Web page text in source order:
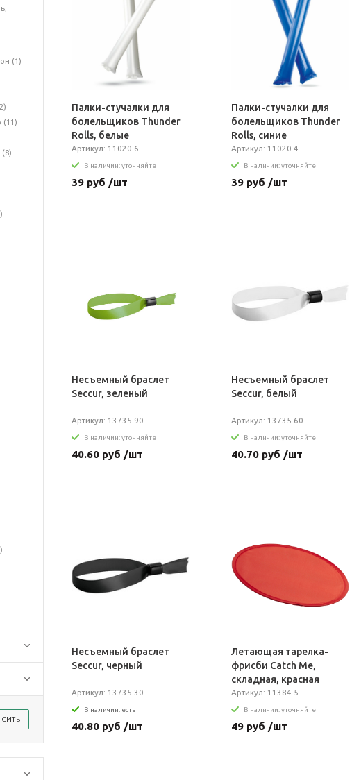
(1)
)
(11)
(8)
)
)
Палки-стучалки для
болельщиков Thunder
Rolls, белые
Артикул: 11020.6
В наличии: уточняйте
39 руб /шт
Палки-стучалки для
болельщиков Thunder
Rolls, синие
Артикул: 11020.4
В наличии: уточняйте
39 руб /шт
Несъемный браслет
Seccur, зеленый
Артикул: 13735.90
В наличии: уточняйте
40.60 руб /шт
Несъемный браслет
Seccur, белый
Артикул: 13735.60
В наличии: уточняйте
40.70 руб /шт
Несъемный браслет
Seccur, черный
Артикул: 13735.30
В наличии: есть
40.80 руб /шт
Летающая тарелка-
фрисби Catch Me,
складная, красная
Артикул: 11384.5
В наличии: уточняйте
49 руб /шт